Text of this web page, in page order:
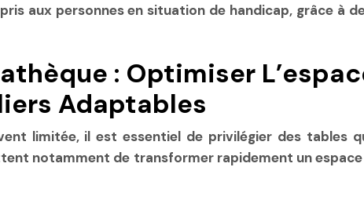
aux personnes en situation de handicap, grâce à
: Optimiser
Adaptables
limitée, il est essentiel de privilégier des tables
notamment de transformer rapidement un